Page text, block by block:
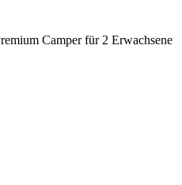
Camper für 2 Erwachsene